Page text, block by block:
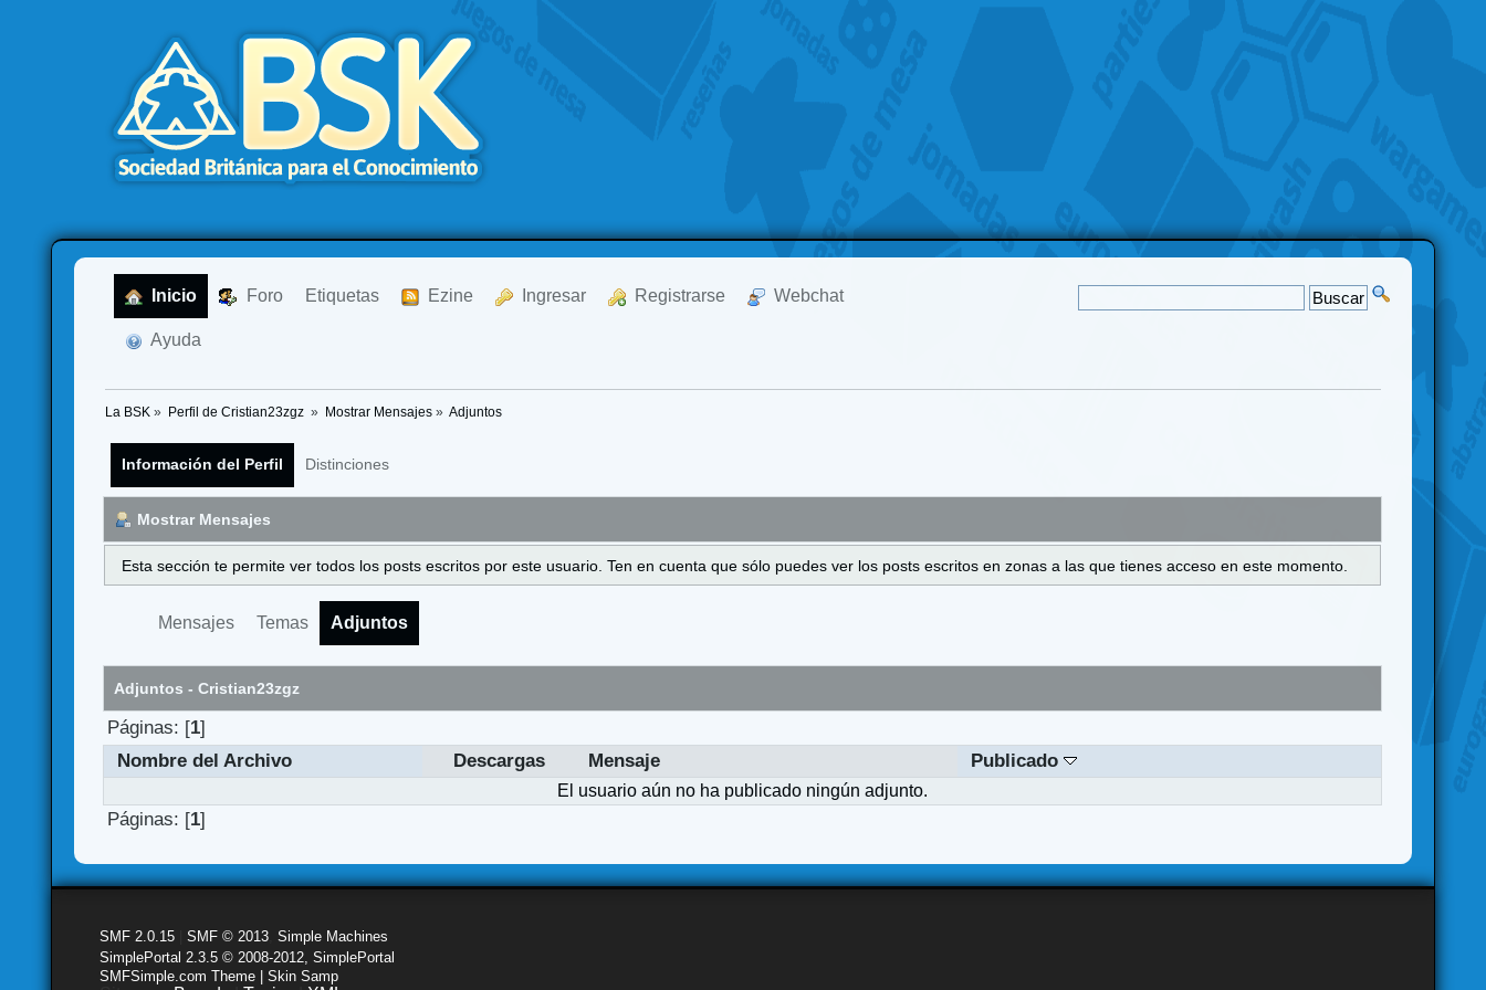
Inicio Foro Etiquetas Ezine Ingresar Registrarse Webchat
Ayuda
La BSK » Perfil de Cristian23zgz » Mostrar Mensajes» Adjuntos
Información del Perfil Distinciones
Mostrar Mensajes
Esta sección te permite ver todos los posts escritos por este usuario. Ten en cuenta que sólo puedes ver los posts escritos en zonas a las que tienes acceso en este momento.
Mensajes Temas Adjuntos
Adjuntos - Cristian23zgz
Páginas: [1]
Nombre del Archivo
Descargas Mensaje Publicado
El usuario aún no ha publicado ningún adjunto.
Páginas: [1]
SMF 2.0.15 |SMF © 2013 ,Simple Machines
SimplePortal 2.3.5 © 2008-2012, SimplePortal
SMFSimple.com Theme | Skin Samp